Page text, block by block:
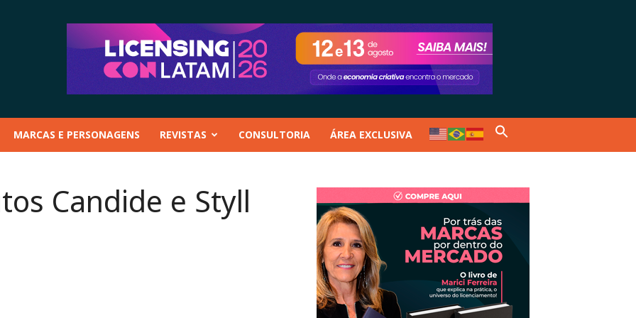
MARCAS E PERSONAGENS REVISTAS CONSULTORIA ÁREA EXCLUSIVA
Candide e Styll